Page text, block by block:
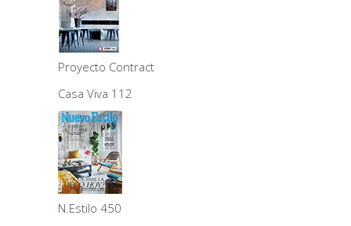
Proyecto Contract
Casa Viva 112
N.Estilo 450